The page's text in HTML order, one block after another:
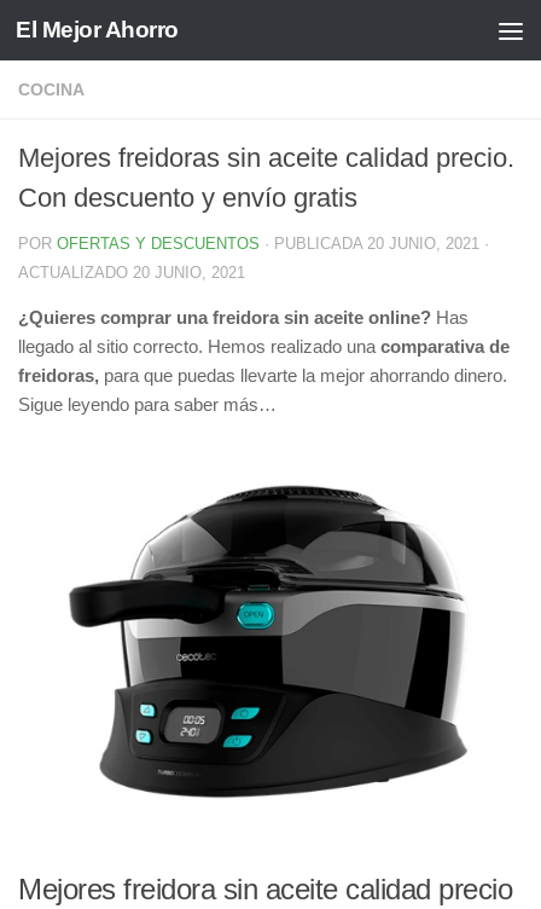
Saltar al contenido
El Mejor Ahorro
COCINA
Mejores freidoras sin aceite calidad precio.
Con descuento y envío gratis
POR OFERTAS Y DESCUENTOS · PUBLICADA 20 JUNIO, 2021 ·
ACTUALIZADO 20 JUNIO, 2021
¿Quieres comprar una freidora sin aceite online? Has
llegado al sitio correcto. Hemos realizado una comparativa de
freidoras, para que puedas llevarte la mejor ahorrando dinero.
Sigue leyendo para saber más…
Mejores freidora sin aceite calidad precio